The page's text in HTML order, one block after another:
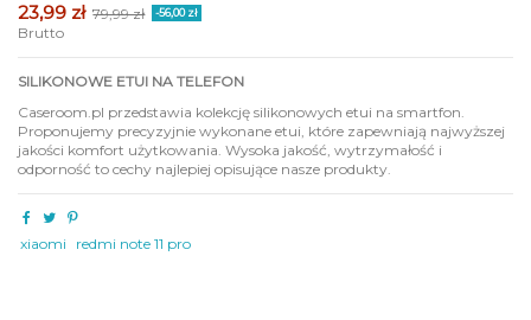
23,99 zł 79,99 zł -56,00 zł
Brutto
SILIKONOWE ETUI NA TELEFON
Caseroom.pl przedstawia kolekcję silikonowych etui na smartfon.
Proponujemy precyzyjnie wykonane etui, które zapewniają najwyższej
jakości komfort użytkowania. Wysoka jakość, wytrzymałość i
odporność to cechy najlepiej opisujące nasze produkty.
xiaomi redmi note 11 pro